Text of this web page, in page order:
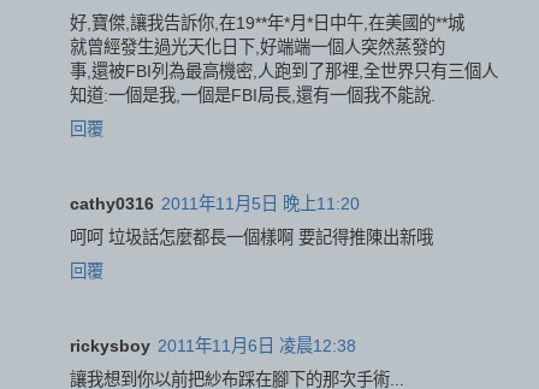
好,寶傑,讓我告訴你,在19**年*月*日中午,在美國的**城
就曾經發生過光天化日下,好端端一個人突然蒸發的
事,還被FBI列為最高機密,人跑到了那裡,全世界只有三個人
知道:一個是我,一個是FBI局長,還有一個我不能說.
回覆
cathy0316 2011年11月5日 晚上11:20
呵呵 垃圾話怎麼都長一個樣啊 要記得推陳出新哦
回覆
rickysboy 2011年11月6日 凌晨12:38
讓我想到你以前把紗布踩在腳下的那次手術...